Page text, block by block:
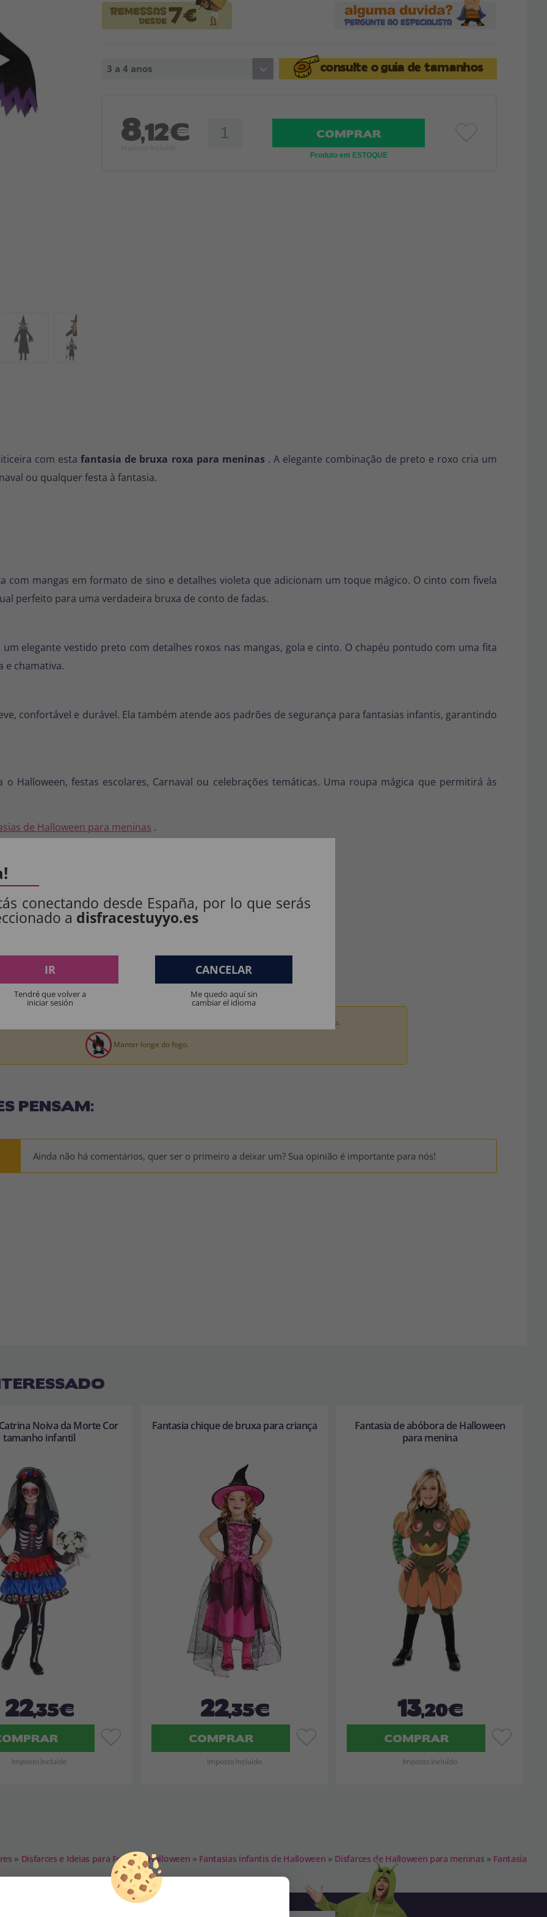
3 a 4 anos consulte oguia de tamanhos
8,12€ COMPRAR
Produto em ESTOQUE
com estafantasia de bruxa roxa para meninas. A elegante combinação de preto e roxo cria um
ou qualquer festa à fantasia.
com mangas em formato de sino e detalhes violeta que adicionam um toque mágico. O cinto com fivela
perfeito para uma verdadeira bruxa de conto de fadas.
elegante vestido preto com detalhes roxos nas mangas, gola e cinto. O chapéu pontudo com uma fita
e chamativa.
confortável e durável. Ela também atende aos padrões de segurança para fantasias infantis, garantindo
o Halloween, festas escolares, Carnaval ou celebrações temáticas. Uma roupa mágica que permitirá às
de Halloween para meninas .
PRODUTOS:
POLIÉSTER.
os produtos destinados a crianças menores de 36 meses devem ser supervisionados por um adulto.
Manter longe do fogo.
PENSAM:
Ainda não há comentários, quer ser o primeiro a deixar um? Sua opinião é importante para nós!
Noiva da Morte Cor
tamanho infantil
22,35€
Imposto Incluído
Fantasia chique de bruxa para criança
22,35€
COMPRAR
Imposto Incluído
Fantasia de abóbora de Halloween
para menina
13,20€
COMPRAR
Imposto Incluído
» Disfarces e Ideias para Festa de Halloween » Fantasias infantis de Halloween » Disfarces de Halloween para meninas » Fantasia
conectando desde España, por lo que serás
a disfracestuyyo.es
IR
Tendré que volver a
iniciar sesión
CANCELAR
Me quedo aquí sin
cambiar el idioma